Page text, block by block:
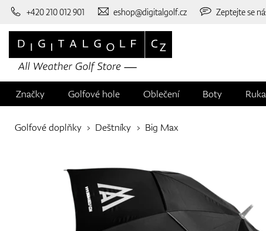
+420 210 012 901 eshop@digitalgolf.cz Zeptejte se
Značky Golfové hole Oblečení Boty
Golfové doplňky Deštníky Big Max